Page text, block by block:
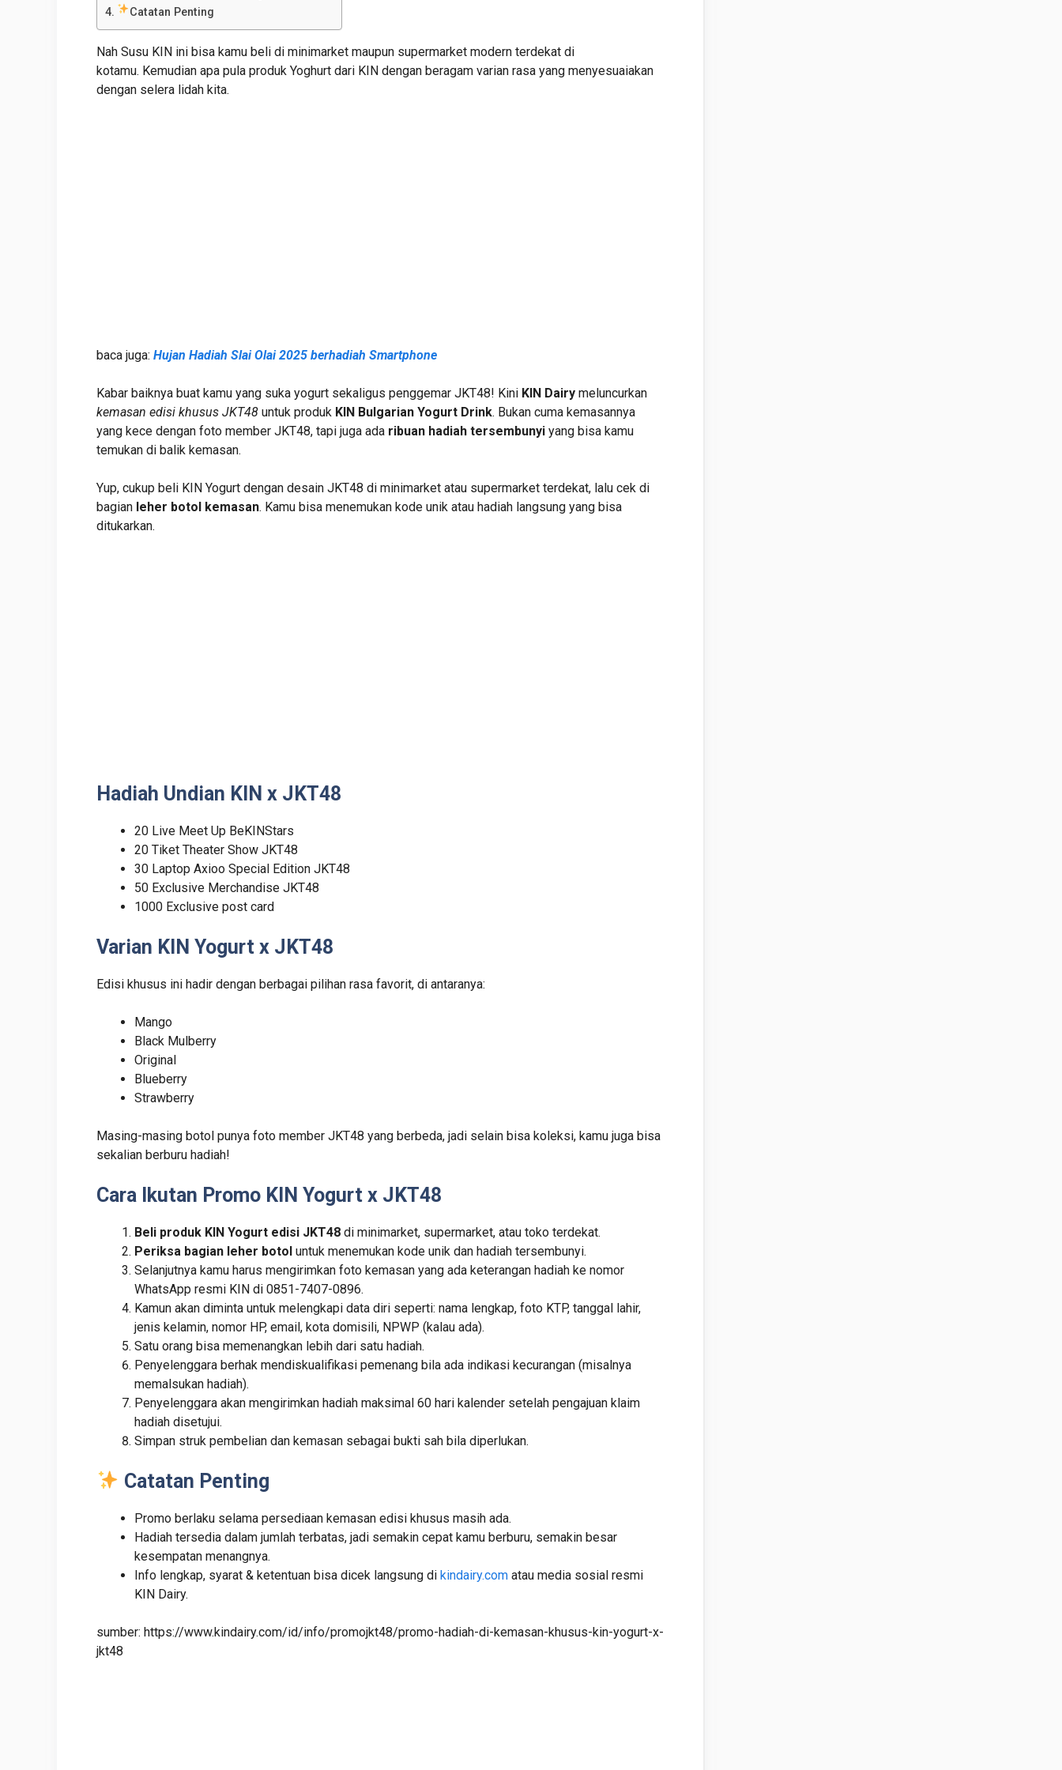
Catatan Penting
Nah Susu KIN ini bisa kamu beli di minimarket maupun supermarket modern terdekat di
kotamu. Kemudian apa pula produk Yoghurt dari KIN dengan beragam varian rasa yang menyesuaiakan
dengan selera lidah kita.
baca juga: Hujan Hadiah Slai Olai 2025 berhadiah Smartphone
Kabar baiknya buat kamu yang suka yogurt sekaligus penggemar JKT48! Kini KIN Dairy meluncurkan
kemasan edisi khusus JKT48 untuk produk KIN Bulgarian Yogurt Drink. Bukan cuma kemasannya
yang kece dengan foto member JKT48, tapi juga ada ribuan hadiah tersembunyi yang bisa kamu
temukan di balik kemasan.
Yup, cukup beli KIN Yogurt dengan desain JKT48 di minimarket atau supermarket terdekat, lalu cek di
bagian leher botol kemasan. Kamu bisa menemukan kode unik atau hadiah langsung yang bisa
ditukarkan.
Hadiah Undian KIN x JKT48
20 Live Meet Up BeKINStars
20 Tiket Theater Show JKT48
30 Laptop Axioo Special Edition JKT48
50 Exclusive Merchandise JKT48
1000 Exclusive post card
Varian KIN Yogurt x JKT48
Edisi khusus ini hadir dengan berbagai pilihan rasa favorit, di antaranya:
Mango
Black Mulberry
Original
Blueberry
Strawberry
Masing-masing botol punya foto member JKT48 yang berbeda, jadi selain bisa koleksi, kamu juga bisa
sekalian berburu hadiah!
Cara Ikutan Promo KIN Yogurt x JKT48
Beli produk KIN Yogurt edisi JKT48 di minimarket, supermarket, atau toko terdekat.
Periksa bagian leher botol untuk menemukan kode unik dan hadiah tersembunyi.
Selanjutnya kamu harus mengirimkan foto kemasan yang ada keterangan hadiah ke nomor
WhatsApp resmi KIN di 0851-7407-0896.
Kamun akan diminta untuk melengkapi data diri seperti: nama lengkap, foto KTP, tanggal lahir,
jenis kelamin, nomor HP, email, kota domisili, NPWP (kalau ada).
Satu orang bisa memenangkan lebih dari satu hadiah.
Penyelenggara berhak mendiskualifikasi pemenang bila ada indikasi kecurangan (misalnya
memalsukan hadiah).
Penyelenggara akan mengirimkan hadiah maksimal 60 hari kalender setelah pengajuan klaim
hadiah disetujui.
Simpan struk pembelian dan kemasan sebagai bukti sah bila diperlukan.
Catatan Penting
Promo berlaku selama persediaan kemasan edisi khusus masih ada.
Hadiah tersedia dalam jumlah terbatas, jadi semakin cepat kamu berburu, semakin besar
kesempatan menangnya.
Info lengkap, syarat & ketentuan bisa dicek langsung di kindairy.com atau media sosial resmi
KIN Dairy.
sumber: https://www.kindairy.com/id/info/promojkt48/promo-hadiah-di-kemasan-khusus-kin-yogurt-x-
jkt48